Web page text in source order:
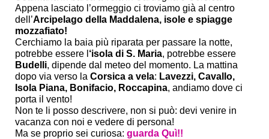
Appena lasciato l’ormeggio ci troviamo già al centro
dell’Arcipelago della Maddalena, isole e spiagge
mozzafiato!
Cerchiamo la baia più riparata per passare la notte,
potrebbe essere l ‘isola di S. Maria, potrebbe essere
Budelli, dipende dal meteo del momento. La mattina
dopo via verso la Corsica a vela: Lavezzi, Cavallo,
Isola Piana, Bonifacio, Roccapina, andiamo dove ci
porta il vento!
Non te li posso descrivere, non si può: devi venire in
vacanza con noi e vedere di persona!
Ma se proprio sei curiosa: guarda Quì!!